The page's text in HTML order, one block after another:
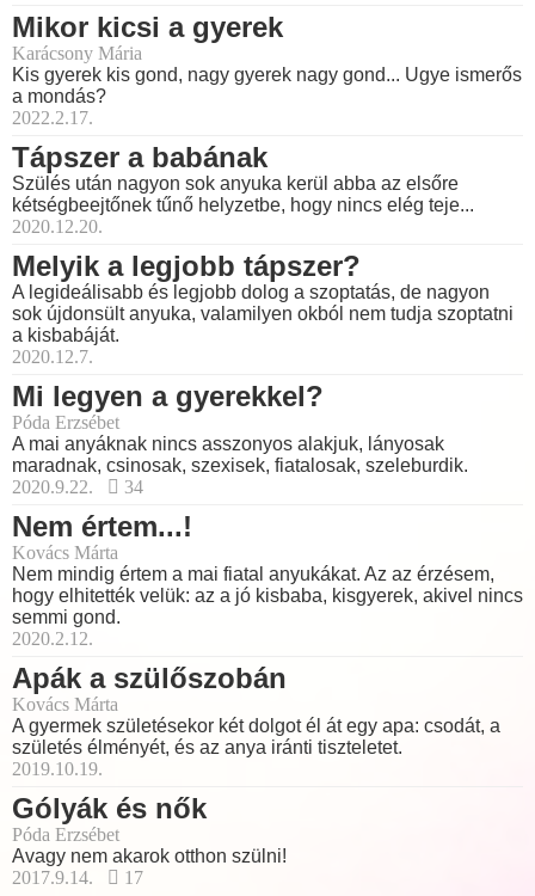
Mikor kicsi a gyerek
Karácsony Mária
Kis gyerek kis gond, nagy gyerek nagy gond... Ugye ismerős
a mondás?
2022.2.17.
Tápszer a babának
Szülés után nagyon sok anyuka kerül abba az elsőre
kétségbeejtőnek tűnő helyzetbe, hogy nincs elég teje...
2020.12.20.
Melyik a legjobb tápszer?
A legideálisabb és legjobb dolog a szoptatás, de nagyon
sok újdonsült anyuka, valamilyen okból nem tudja szoptatni
a kisbabáját.
2020.12.7.
Mi legyen a gyerekkel?
Póda Erzsébet
A mai anyáknak nincs asszonyos alakjuk, lányosak
maradnak, csinosak, szexisek, fiatalosak, szeleburdik.
2020.9.22.
34
Nem értem...!
Kovács Márta
Nem mindig értem a mai fiatal anyukákat. Az az érzésem,
hogy elhitették velük: az a jó kisbaba, kisgyerek, akivel nincs
semmi gond.
2020.2.12.
Apák a szülőszobán
Kovács Márta
A gyermek születésekor két dolgot él át egy apa: csodát, a
születés élményét, és az anya iránti tiszteletet.
2019.10.19.
Gólyák és nők
Póda Erzsébet
Avagy nem akarok otthon szülni!
2017.9.14.
17